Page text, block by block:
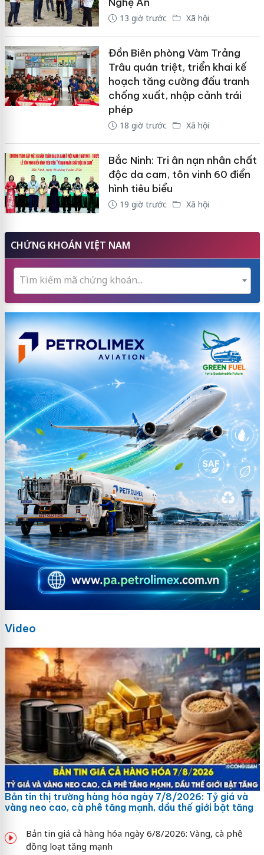
13 giờ trước Xã hội
Đồn Biên phòng Vàm Trảng
Trâu quán triệt, triển khai kế
hoạch tăng cường đấu tranh
chống xuất, nhập cảnh trái
phép
18 giờ trước Xã hội
Bắc Ninh: Tri ân nạn nhân chất
độc da cam, tôn vinh 60 điển
hình tiêu biểu
19 giờ trước Xã hội
CHỨNG KHOÁN VIỆT NAM
Tìm kiếm mã chứng khoán...
Video
Bản tin thị trường hàng hóa ngày 7/8/2026: Tỷ giá và
vàng neo cao, cà phê tăng mạnh, dầu thế giới bật tăng
Bản tin giá cả hàng hóa ngày 6/8/2026: Vàng, cà phê
đồng loạt tăng mạnh